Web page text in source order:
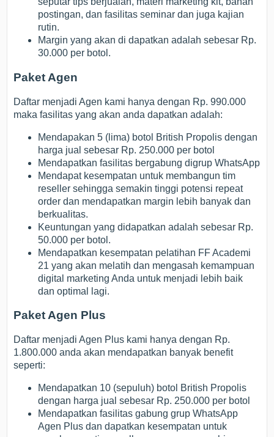
postingan, dan fasilitas seminar dan juga kajian
rutin.
Margin yang akan di dapatkan adalah sebesar Rp.
30.000 per botol.
Paket Agen
Daftar menjadi Agen kami hanya dengan Rp. 990.000
maka fasilitas yang akan anda dapatkan adalah:
Mendapakan 5 (lima) botol British Propolis dengan
harga jual sebesar Rp. 250.000 per botol
Mendapatkan fasilitas bergabung digrup WhatsApp
Mendapat kesempatan untuk membangun tim
reseller sehingga semakin tinggi potensi repeat
order dan mendapatkan margin lebih banyak dan
berkualitas.
Keuntungan yang didapatkan adalah sebesar Rp.
50.000 per botol.
Mendapatkan kesempatan pelatihan FF Academi
21 yang akan melatih dan mengasah kemampuan
digital marketing Anda untuk menjadi lebih baik
dan optimal lagi.
Paket Agen Plus
Daftar menjadi Agen Plus kami hanya dengan Rp.
1.800.000 anda akan mendapatkan banyak benefit
seperti:
Mendapatkan 10 (sepuluh) botol British Propolis
dengan harga jual sebesar Rp. 250.000 per botol
Mendapatkan fasilitas gabung grup WhatsApp
Agen Plus dan dapatkan kesempatan untuk